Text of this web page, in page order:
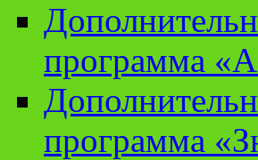
программа
программа